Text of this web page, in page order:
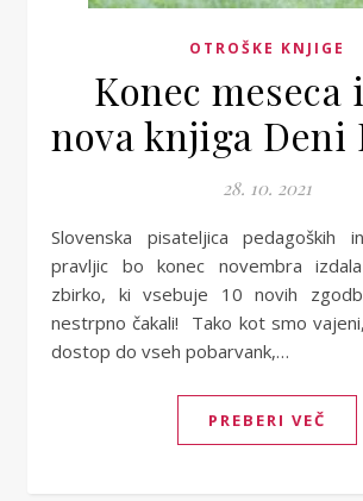
OTROŠKE KNJIGE
Konec meseca
nova knjiga Deni
28. 10. 2021
Slovenska pisateljica pedagoških in terapevtskih
pravljic bo konec novembra
zbirko, ki vsebuje 10 novih
nestrpno čakali! Tako kot smo
dostop do vseh pobarvank,…
PREBERI VEČ